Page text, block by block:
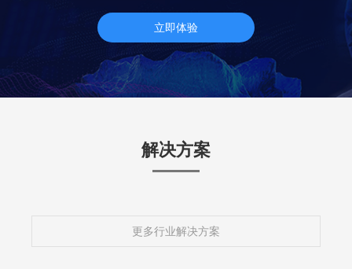
立即体验
解决方案
更多行业解决方案